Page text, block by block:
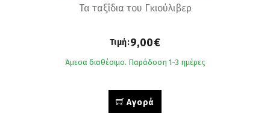
Τα ταξίδια του Γκιούλιβερ
Τιμή:9,00€
Άμεσα διαθέσιμο. Παράδοση 1-3 ημέρες
Αγορά